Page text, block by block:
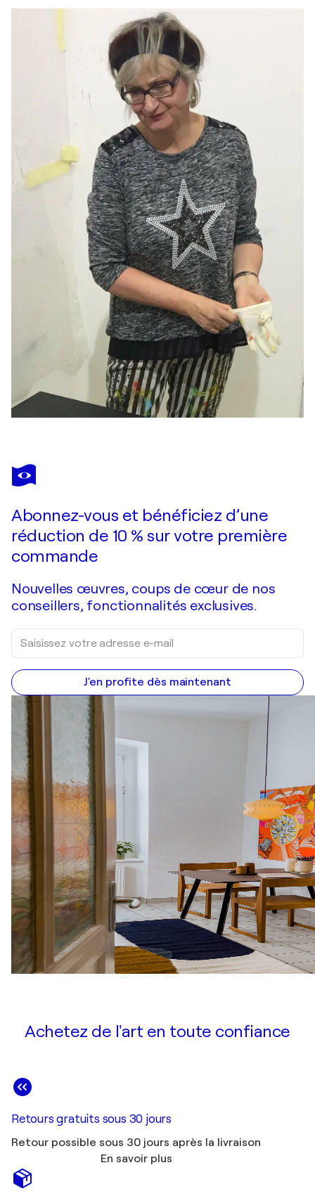
Abonnez-vous et bénéficiez d’une
réduction de 10 % sur votre première
commande
Nouvelles œuvres, coups de cœur de nos
conseillers, fonctionnalités exclusives.
J'en profite dès maintenant
Achetez de l'art en toute confiance
Retours gratuits sous 30 jours
Retour possible sous 30 jours après la livraison
En savoir plus